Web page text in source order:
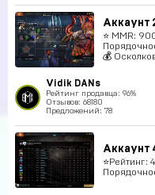
Аккаунт
⭐️ MMR:
💰
Vidik DANs
Рейтинг продавца: 96%
Отзывов: 68180
Предложений: 78
Аккаунт
⭐️Рейтинг: